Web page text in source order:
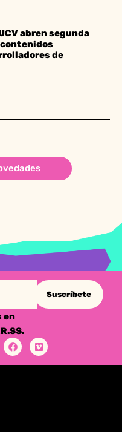
abren segunda
de
Suscríbete
en